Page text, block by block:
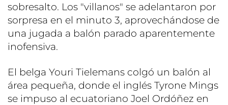
sobresalto. Los "villanos" se adelantaron por
sorpresa en el minuto 3, aprovechándose de
una jugada a balón parado aparentemente
inofensiva.
El belga Youri Tielemans colgó un balón al
área pequeña, donde el inglés Tyrone Mings
se impuso al ecuatoriano Joel Ordóñez en